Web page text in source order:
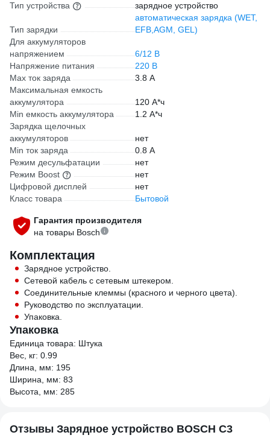
Тип устройства
зарядное устройство
Тип зарядки
автоматическая зарядка (WET,
EFB,AGM, GEL)
Для аккумуляторов
напряжением
6/12 В
Напряжение питания
220 В
Max ток заряда
3.8 А
Максимальная емкость
аккумулятора
120 А*ч
Min емкость аккумулятора
1.2 А*ч
Зарядка щелочных
аккумуляторов
нет
Min ток заряда
0.8 А
Режим десульфатации
нет
Режим Boost
нет
Цифровой дисплей
нет
Класс товара
Бытовой
Гарантия производителя
на товары Bosch
Комплектация
Зарядное устройство.
Сетевой кабель с сетевым штекером.
Соединительные клеммы (красного и черного цвета).
Руководство по эксплуатации.
Упаковка.
Упаковка
Единица товара: Штука
Вес, кг: 0.99
Длина, мм: 195
Ширина, мм: 83
Высота, мм: 285
Отзывы Зарядное устройство BOSCH С3